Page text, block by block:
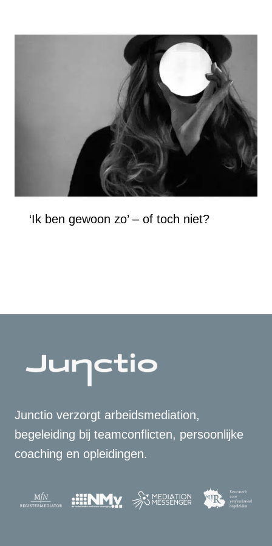
‘Ik ben gewoon zo’ – of toch niet?
Junctio verzorgt arbeidsmediation,
begeleiding bij teamconflicten, persoonlijke
coaching en opleidingen.